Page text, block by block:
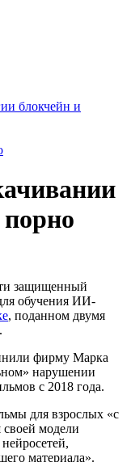
блокчейн и
защищенный
обучения ИИ-
, поданном двумя
фирму Марка
нарушении
с 2018 года.
для взрослых «с
своей модели
материала».